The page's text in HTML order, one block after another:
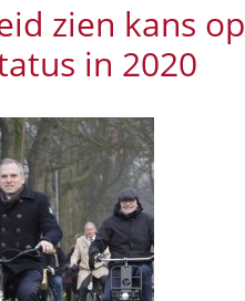
zien kans op
in 2020